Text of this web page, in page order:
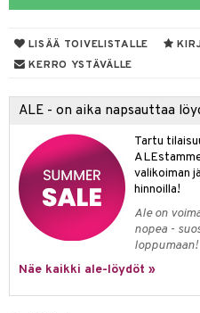
LISÄÄ TOIVELISTALLE
KERRO YSTÄVÄLLE
ALE - on aika napsauttaa
Tartu
valikoiman
hinnoilla!
Ale on
nopea -
loppumaan!
Näe kaikki ale-löydöt »
sisustus
tarvikkeita
tekstiilit
koristelu
säilytys
tekstiilit
Saalit
& Tyynyliinat
& Koukut
tekstiilit